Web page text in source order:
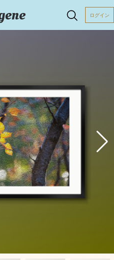
ログイン